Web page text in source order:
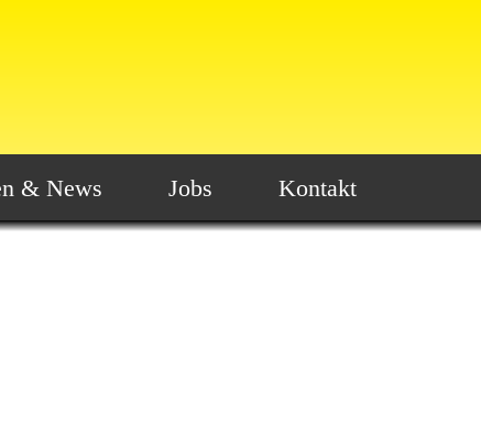
& News Jobs Kontakt